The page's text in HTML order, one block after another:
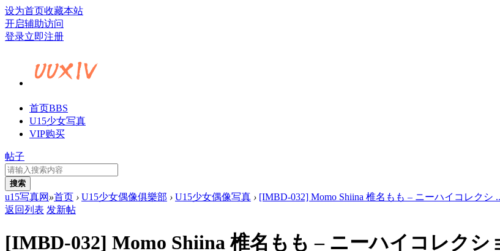
设为首页收藏本站
开启辅助访问
登录立即注册
首页BBS
U15少女写真
VIP购买
帖子
搜索
u15写真网 »首页 › U15少女偶像俱樂部 › U15少女偶像写真 › [IMBD-032] Momo Shiina 椎名もも – ニーハイコレクシ
返回列表 发新帖
[IMBD-032] Momo Shiina 椎名もも – ニーハイコレクシ